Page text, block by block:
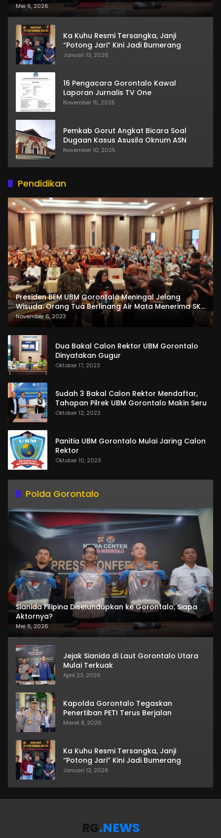
Mei 6, 2026
Ka Kuhu Resmi Tersangka, Janji
“Potong Jari” Kini Jadi Bumerang
Januari 13, 2026
16 Pengacara Gorontalo Kawal
Laporan Jurnalis TV One
November 15, 2025
Pemkab Gorut Angkat Bicara Soal
Dugaan Kasus Asusila Oknum ASN
November 10, 2025
Pendidikan
Presiden BEM UBM Gorontalo Meningal Jelang
Wisuda. Orang Tua Berlinang Air Mata Menerima SKL
dan Pemasangan Salempang
November 6, 2023
Dua Bakal Calon Rektor UBM Gorontalo
Dinyatakan Gugur
Oktober 17, 2023
Sudah 3 Bakal Calon Rektor Mendaftar,
Tahapan Pilrek UBM Gorontalo Makin Seru
Oktober 12, 2023
Panitia UBM Gorontalo Mulai Jaring Calon
Rektor
Oktober 10, 2023
Polda Gorontalo
Sianida Filipina Diselundupkan ke Gorontalo, Siapa
Aktornya?
Mei 6, 2026
Jejak Sianida di Laut Gorontalo Utara
Mulai Terkuak
April 23, 2026
Kapolda Gorontalo Tegaskan
Penertiban PETI Terus Berjalan
Maret 8, 2026
Ka Kuhu Resmi Tersangka, Janji
“Potong Jari” Kini Jadi Bumerang
Januari 13, 2026
RG.NEWS